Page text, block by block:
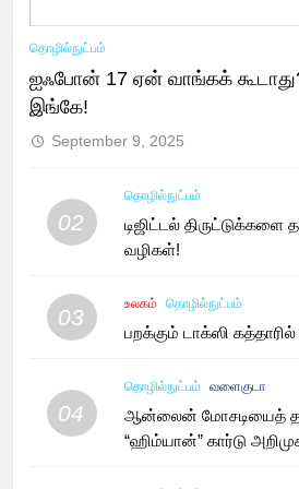
தொழில்நுட்பம்
ஐஃபோன் 17 ஏன் வாங்கக்
இங்கே!
September 9, 2025
02
தொழில்நுட்பம்
டிஜிட்டல் திருட்டுக்களை
வழிகள்!
03
உலகம் தொழில்நுட்பம்
பறக்கும் டாக்ஸி
04
தொழில்நுட்பம் வளைகுடா
ஆன்லைன் மோசடியைத்
“ஹிம்யான்” கார்டு